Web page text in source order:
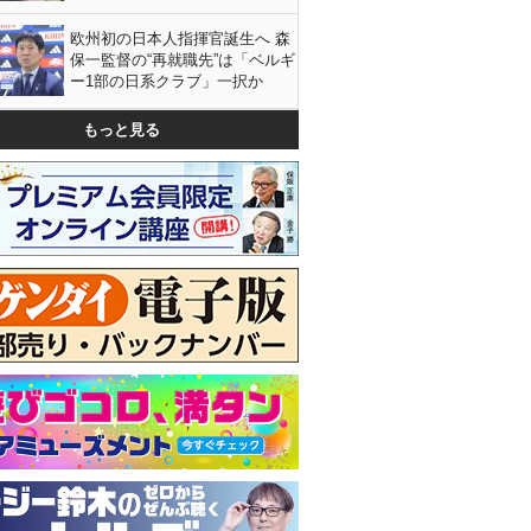
欧州初の日本人指揮官誕生へ 森
保一監督の“再就職先”は「ベルギ
ー1部の日系クラブ」一択か
もっと見る